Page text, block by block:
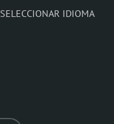
SELECCIONAR IDIOMA